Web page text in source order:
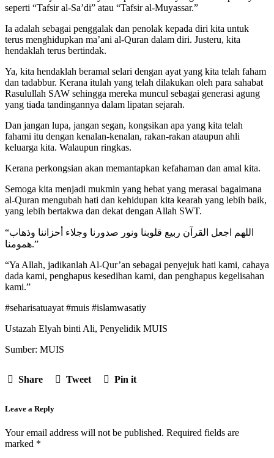
seperti “Tafsir al-Sa’di” atau “Tafsir al-Muyassar.”
Ia adalah sebagai penggalak dan penolak kepada diri kita untuk
terus menghidupkan ma’ani al-Quran dalam diri. Justeru, kita
hendaklah terus bertindak.
Ya, kita hendaklah beramal selari dengan ayat yang kita telah faham
dan tadabbur. Kerana itulah yang telah dilakukan oleh para sahabat
Rasulullah SAW sehingga mereka muncul sebagai generasi agung
yang tiada tandingannya dalam lipatan sejarah.
Dan jangan lupa, jangan segan, kongsikan apa yang kita telah
fahami itu dengan kenalan-kenalan, rakan-rakan ataupun ahli
keluarga kita. Walaupun ringkas.
Kerana perkongsian akan memantapkan kefahaman dan amal kita.
Semoga kita menjadi mukmin yang hebat yang merasai bagaimana
al-Quran mengubah hati dan kehidupan kita kearah yang lebih baik,
yang lebih bertakwa dan dekat dengan Allah SWT.
“اللهم اجعل القرآن ربيع قلوبنا ونور صدورنا وجلاء أحزاننا وذهاب
همومنا.”
“Ya Allah, jadikanlah Al-Qur’an sebagai penyejuk hati kami, cahaya
dada kami, penghapus kesedihan kami, dan penghapus kegelisahan
kami.”
#seharisatuayat #muis #islamwasatiy
Ustazah Elyah binti Ali, Penyelidik MUIS
Sumber: MUIS
Share Tweet Pin it
Leave a Reply
Your email address will not be published. Required fields are
marked *